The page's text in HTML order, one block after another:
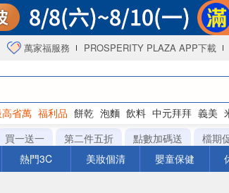
萬家福服務 PROSPERITY PLAZA APP下載
省萬 福利品 餅乾 泡麵 飲料 中元拜拜 義美
買一送一 第二件五折 點數加碼送
檔期
熱門3C 美妝個清 嬰童保健